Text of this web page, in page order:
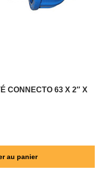
CONNECTO 63 X 2″ X
au panier